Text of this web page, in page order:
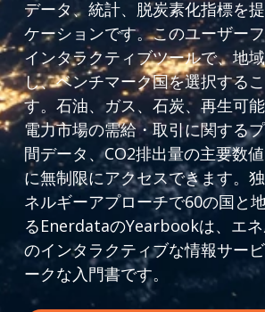
データ、統計、脱炭素化指標を
ケーションです。このユーザー
インタラクティブツールで、地
し、ベンチマーク国を選択する
す。石油、ガス、石炭、再生可能
電力市場の需給・取引に関する
間データ、CO2排出量の主要数
に無制限にアクセスできます。
ネルギーアプローチで60の国と
るEnerdataのYearbookは、エ
のインタラクティブな情報サー
ークな入門書です。